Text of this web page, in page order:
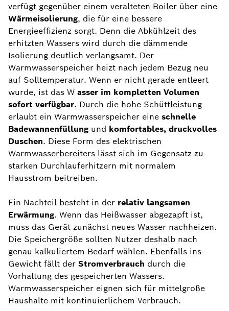
verfügt gegenüber einem veralteten Boiler über eine
Wärmeisolierung, die für eine bessere
Energieeffizienz sorgt. Denn die Abkühlzeit des
erhitzten Wassers wird durch die dämmende
Isolierung deutlich verlangsamt. Der
Warmwasserspeicher heizt nach jedem Bezug neu
auf Solltemperatur. Wenn er nicht gerade entleert
wurde, ist das W asser im kompletten Volumen
sofort verfügbar. Durch die hohe Schüttleistung
erlaubt ein Warmwasserspeicher eine schnelle
Badewannenfüllung und komfortables, druckvolles
Duschen. Diese Form des elektrischen
Warmwasserbereiters lässt sich im Gegensatz zu
starken Durchlauferhitzern mit normalem
Hausstrom beitreiben.
Ein Nachteil besteht in der relativ langsamen
Erwärmung. Wenn das Heißwasser abgezapft ist,
muss das Gerät zunächst neues Wasser nachheizen.
Die Speichergröße sollten Nutzer deshalb nach
genau kalkuliertem Bedarf wählen. Ebenfalls ins
Gewicht fällt der Stromverbrauch durch die
Vorhaltung des gespeicherten Wassers.
Warmwasserspeicher eignen sich für mittelgroße
Haushalte mit kontinuierlichem Verbrauch.